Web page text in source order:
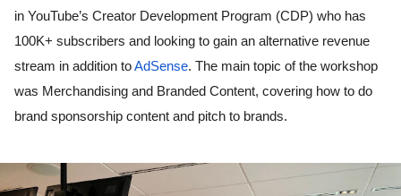
in YouTube’s Creator Development Program (CDP) who has
100K+ subscribers and looking to gain an alternative revenue
stream in addition to AdSense. The main topic of the workshop
was Merchandising and Branded Content, covering how to do
brand sponsorship content and pitch to brands.